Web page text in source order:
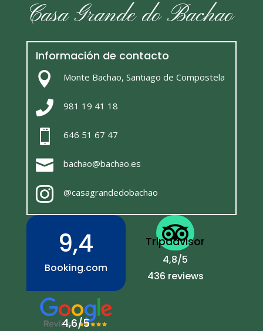
Casa Grande do Bachao
Información de contacto
 Monte Bachao, Santiago de Compostela
 981 19 41 18
 646 51 67 47
 bachao@bachao.es
 @casagrandedobachao
9,4
Booking.com

Tripadvisor
4,8/5
436 reviews
4,6/5